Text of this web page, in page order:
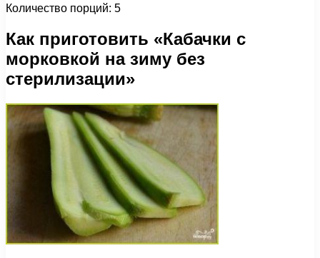
Количество порций: 5
Как приготовить «Кабачки с
морковкой на зиму без
стерилизации»